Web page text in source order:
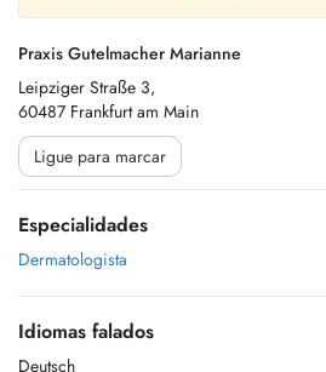
Praxis Gutelmacher Marianne
Leipziger Straße 3,
60487 Frankfurt am Main
Ligue para marcar
Especialidades
Dermatologista
Idiomas falados
Deutsch